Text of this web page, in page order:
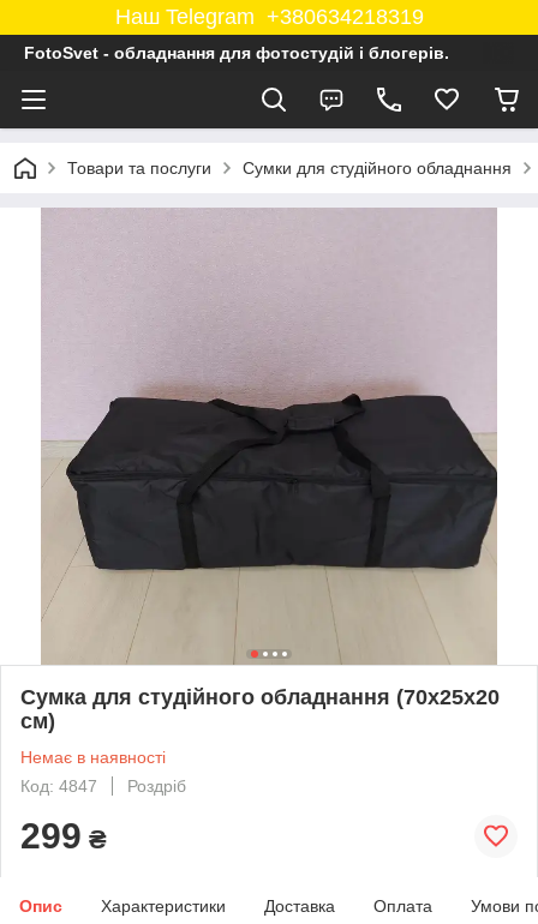
Наш Telegram +380634218319
FotoSvet - обладнання для фотостудій і блогерів.
Товари та послуги Сумки для студійного обладнання
Сумка для студійного обладнання (70х25х20
см)
Немає в наявності
Код: 4847
Роздріб
299 ₴
Опис Характеристики Доставка Оплата Умови